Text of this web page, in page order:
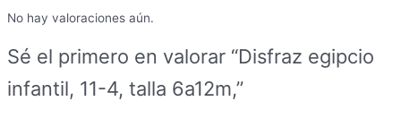
No hay valoraciones aún.
Sé el primero en valorar “Disfraz egipcio
infantil, 11-4, talla 6a12m,”